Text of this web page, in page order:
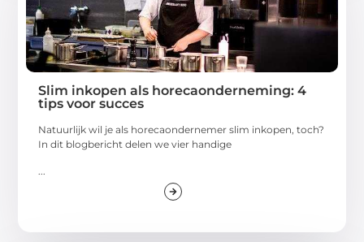
Slim inkopen als horecaonderneming: 4
tips voor succes
Natuurlijk wil je als horecaondernemer slim inkopen, toch?
In dit blogbericht delen we vier handige